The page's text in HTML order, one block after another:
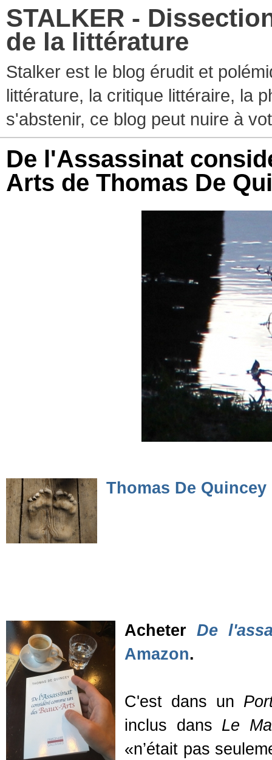
STALKER -
de la littérature
Stalker est le blog érudit et
littérature, la critique littéraire, la
s'abstenir, ce blog peut nuire à
De l'Assassinat
Arts de Thomas De
Thomas De
AcheterDe
Amazon.
C'est dans un
inclus dans Le
«n’était pas